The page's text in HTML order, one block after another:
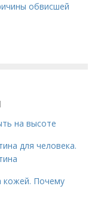
обвисшей
на высоте
для человека.
кожей. Почему